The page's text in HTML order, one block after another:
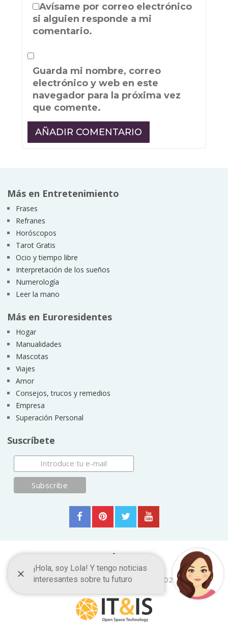
Avísame por correo electrónico
si alguien responde a mi
comentario.
Guarda mi nombre, correo
electrónico y web en este
navegador para la próxima vez
que comente.
Más en Entretenimiento
Frases
Refranes
Horóscopos
Tarot Gratis
Ocio y tiempo libre
Interpretación de los sueños
Numerología
Leer la mano
Más en Euroresidentes
Hogar
Manualidades
Mascotas
Viajes
Amor
Consejos, trucos y remedios
Empresa
Superación Personal
Suscríbete
Blog Mis chistes Copyright © 2026.